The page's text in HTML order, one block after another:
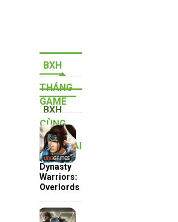
BXH
THÁNG
BXH
QUÝ
GAME
CÙNG
THỂ LOẠI
Dynasty
Warriors:
Overlords